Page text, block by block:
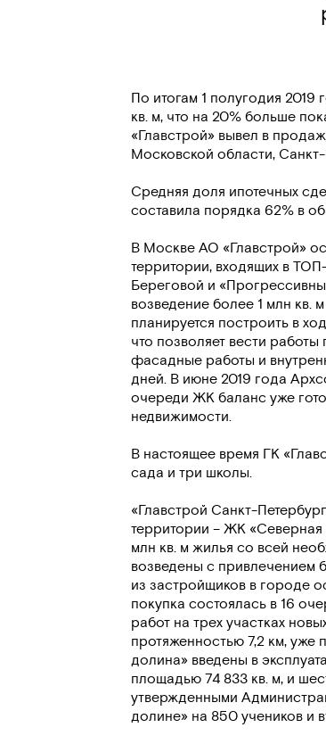
По итогам 1 полугодия
кв. м, что на 20% больше
«Главстрой» вывел в
Московской области,
Средняя доля ипотечных
составила порядка 62% в
В Москве АО «Главстрой»
территории, входящих в
Береговой и
возведение более 1 млн кв.
планируется построить в
что позволяет вести
фасадные работы и
дней. В июне 2019 года
очереди ЖК баланс уже
недвижимости.
В настоящее время ГК
сада и три школы.
«Главстрой Санкт-
территории – ЖК «Северная
млн кв. м жилья со всей
возведены с привлечением
из застройщиков в городе
покупка состоялась в 16
работ на трех участках
протяженностью 7,2 км,
долина» введены в
площадью 74 833 кв. м, и
утвержденными
долине» на 850 учеников и